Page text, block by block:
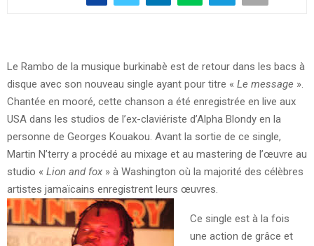
Le Rambo de la musique burkinabè est de retour dans les bacs à
disque avec son nouveau single ayant pour titre « Le message ».
Chantée en mooré, cette chanson a été enregistrée en live aux
USA dans les studios de l’ex-claviériste d’Alpha Blondy en la
personne de Georges Kouakou. Avant la sortie de ce single,
Martin N’terry a procédé au mixage et au mastering de l’œuvre au
studio « Lion and fox » à Washington où la majorité des célèbres
artistes jamaïcains enregistrent leurs œuvres.
Ce single est à la fois
une action de grâce et